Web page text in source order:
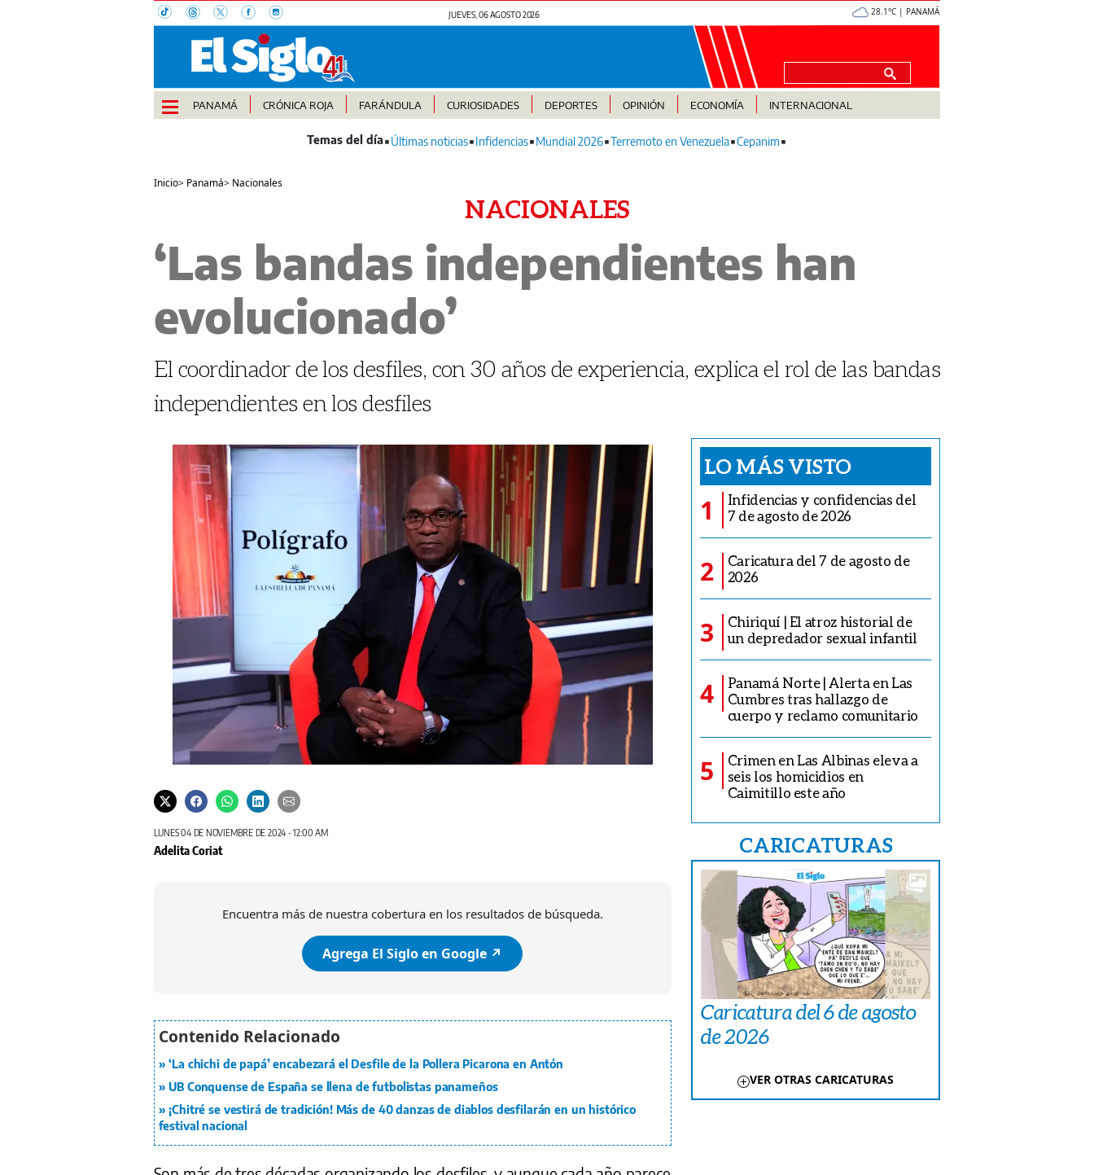
JUEVES, 06 AGOSTO 2026 28.1°C | PANAMÁ
PANAMÁ CRÓNICA ROJA FARÁNDULA CURIOSIDADES DEPORTES OPINIÓN ECONOMÍA INTERNACIONAL
Últimas noticias Infidencias Mundial 2026 Terremoto en Venezuela Cepanim
Inicio> Panamá> Nacionales
NACIONALES
‘Las bandas independientes han
evolucionado’
El coordinador de los desfiles, con 30 años de experiencia, explica el rol de las bandas
independientes en los desfiles
LUNES 04 DE NOVIEMBRE DE 2024 - 12:00 AM
Adelita Coriat
Encuentra más de nuestra cobertura en los resultados de búsqueda.
Agrega El Siglo en Google ↗️
‘La chichi de papá’ encabezará el Desfile de la Pollera Picarona en Antón
UB Conquense de España se llena de futbolistas panameños
¡Chitré se vestirá de tradición! Más de 40 danzas de diablos desfilarán en un histórico
festival nacional
LO MÁS VISTO
1
Infidencias y confidencias del
7 de agosto de 2026
2
Caricatura del 7 de agosto de
2026
3
Chiriquí | El atroz historial de
un depredador sexual infantil
4
Panamá Norte | Alerta en Las
Cumbres tras hallazgo de
cuerpo y reclamo comunitario
5
Crimen en Las Albinas eleva a
seis los homicidios en
Caimitillo este año
CARICATURAS
Caricatura del 6 de agosto
de 2026
VER OTRAS CARICATURAS